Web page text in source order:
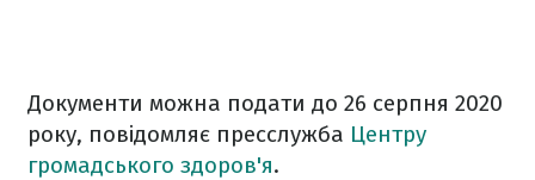
Документи можна подати до 26 серпня 2020
року, повідомляє пресслужба Центру
громадського здоров'я.